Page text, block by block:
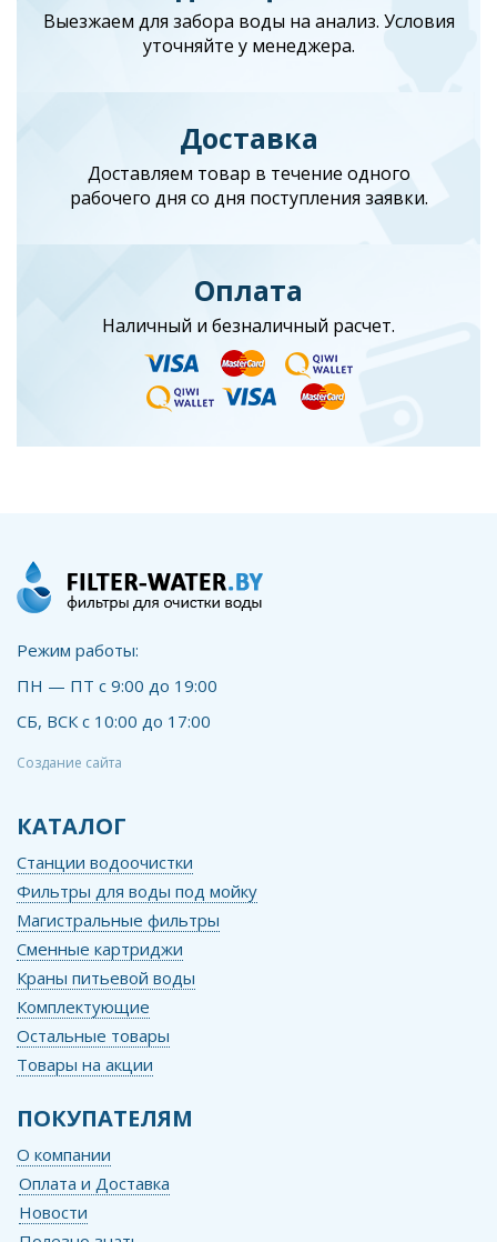
Выезжаем для забора воды на анализ. Условия
уточняйте у менеджера.
Доставка
Доставляем товар в течение одного
рабочего дня со дня поступления заявки.
Оплата
Наличный и безналичный расчет.
Режим работы:
ПН — ПТ с 9:00 до 19:00
СБ, ВСК с 10:00 до 17:00
Создание сайта
КАТАЛОГ
Станции водоочистки
Фильтры для воды под мойку
Магистральные фильтры
Сменные картриджи
Краны питьевой воды
Комплектующие
Остальные товары
Товары на акции
ПОКУПАТЕЛЯМ
О компании
Оплата и Доставка
Новости